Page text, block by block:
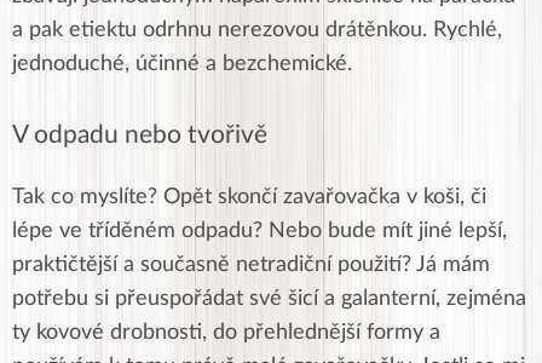
a pak etiektu odrhnu nerezovou drátěnkou. Rychlé,
jednoduché, účinné a bezchemické.
V odpadu nebo tvořivě
Tak co myslíte? Opět skončí zavařovačka v koši, či
lépe ve tříděném odpadu? Nebo bude mít jiné lepší,
praktičtější a současně netradiční použití? Já mám
potřebu si přeuspořádat své šicí a galanterní, zejména
ty kovové drobnosti, do přehlednější formy a